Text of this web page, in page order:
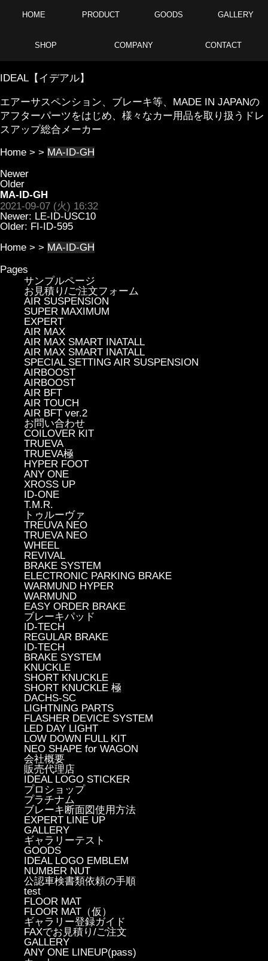
HOME PRODUCT GOODS GALLERY
SHOP COMPANY CONTACT
IDEAL【イデアル】
エアーサスペンション、ブレーキ等、MADE IN JAPANの
アフターパーツをはじめ、様々なカー用品を取り扱うドレ
スアップ総合メーカー
Home > > MA-ID-GH
Newer
Older
MA-ID-GH
2021-09-07 (火) 16:32
Newer: LE-ID-USC10
Older: FI-ID-595
Home > > MA-ID-GH
Pages
サンプルページ
お見積り/ご注文フォーム
AIR SUSPENSION
SUPER MAXIMUM
EXPERT
AIR MAX
AIR MAX SMART INATALL
AIR MAX SMART INATALL
SPECIAL SETTING AIR SUSPENSION
AIRBOOST
AIRBOOST
AIR BFT
AIR TOUCH
AIR BFT ver.2
お問い合わせ
COILOVER KIT
TRUEVA
TRUEVA極
HYPER FOOT
ANY ONE
XROSS UP
ID-ONE
T.M.R.
トゥルーヴァ
TREUVA NEO
TRUEVA NEO
WHEEL
REVIVAL
BRAKE SYSTEM
ELECTRONIC PARKING BRAKE
WARMUND HYPER
WARMUND
EASY ORDER BRAKE
ブレーキパッド
ID-TECH
REGULAR BRAKE
ID-TECH
BRAKE SYSTEM
KNUCKLE
SHORT KNUCKLE
SHORT KNUCKLE 極
DACHS-SC
LIGHTNING PARTS
FLASHER DEVICE SYSTEM
LED DAY LIGHT
LOW DOWN FULL KIT
NEO SHAPE for WAGON
会社概要
販売代理店
IDEAL LOGO STICKER
プロショップ
プラチナム
ブレーキ断面図使用方法
EXPERT LINE UP
GALLERY
ギャラリーテスト
GOODS
IDEAL LOGO EMBLEM
NUMBER NUT
公認車検書類依頼の手順
test
FLOOR MAT
FLOOR MAT（仮）
ギャラリー登録ガイド
FAXでお見積り/ご注文
GALLERY
ANY ONE LINEUP(pass)